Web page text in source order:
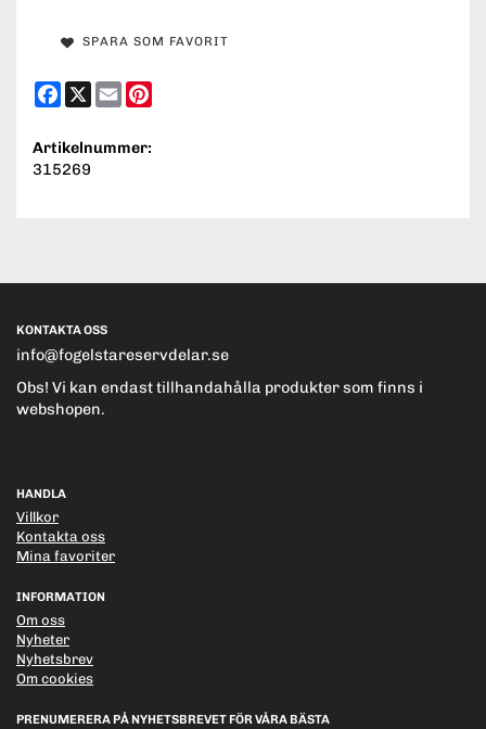
SPARA SOM FAVORIT
Facebook
X Email
Artikelnummer:
315269
KONTAKTA OSS
info@fogelstareservdelar.se
Obs! Vi kan endast tillhandahålla produkter som finns i
webshopen.
HANDLA
Villkor
Kontakta oss
Mina favoriter
INFORMATION
Om oss
Nyheter
Nyhetsbrev
Om cookies
PRENUMERERA PÅ NYHETSBREVET FÖR VÅRA BÄSTA